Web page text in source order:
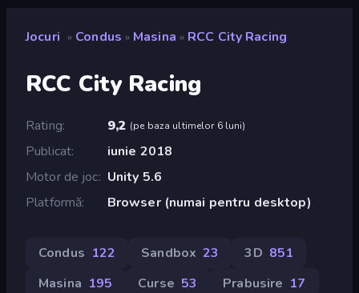
Jocuri » Condus » Masina » RCC City Racing
RCC City Racing
Rating 9,2 (pe baza ultimelor 6 luni)
Publicat
iunie 2018
Motor de joc Unity 5.6
Platformă
Browser (numai pentru desktop)
Condus 122 Sandbox 23 3D 851
Masina 195 Curse 53 Prabusire 17